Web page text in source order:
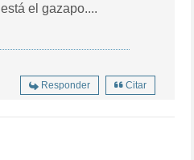
el gazapo....
Responder Citar